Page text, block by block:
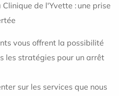
de l'Yvette : une prise
vous offrent la possibilité
les stratégies pour un arrêt
sur les services que nous